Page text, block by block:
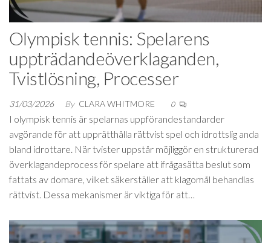
Olympisk tennis: Spelarens
uppträdandeöverklaganden,
Tvistlösning, Processer
31/03/2026 By CLARA WHITMORE 0
I olympisk tennis är spelarnas uppförandestandarder
avgörande för att upprätthålla rättvist spel och idrottslig anda
bland idrottare. När tvister uppstår möjliggör en strukturerad
överklagandeprocess för spelare att ifrågasätta beslut som
fattats av domare, vilket säkerställer att klagomål behandlas
rättvist. Dessa mekanismer är viktiga för att…